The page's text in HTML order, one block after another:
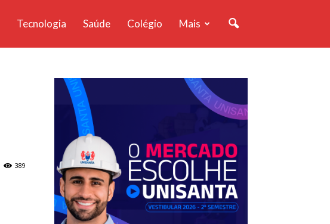
Tecnologia Saúde Colégio Mais
389